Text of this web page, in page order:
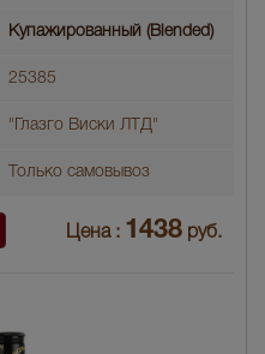
Купажированный (Blended)
25385
"Глазго Виски ЛТД"
Только самовывоз
Цена : 1438 руб.